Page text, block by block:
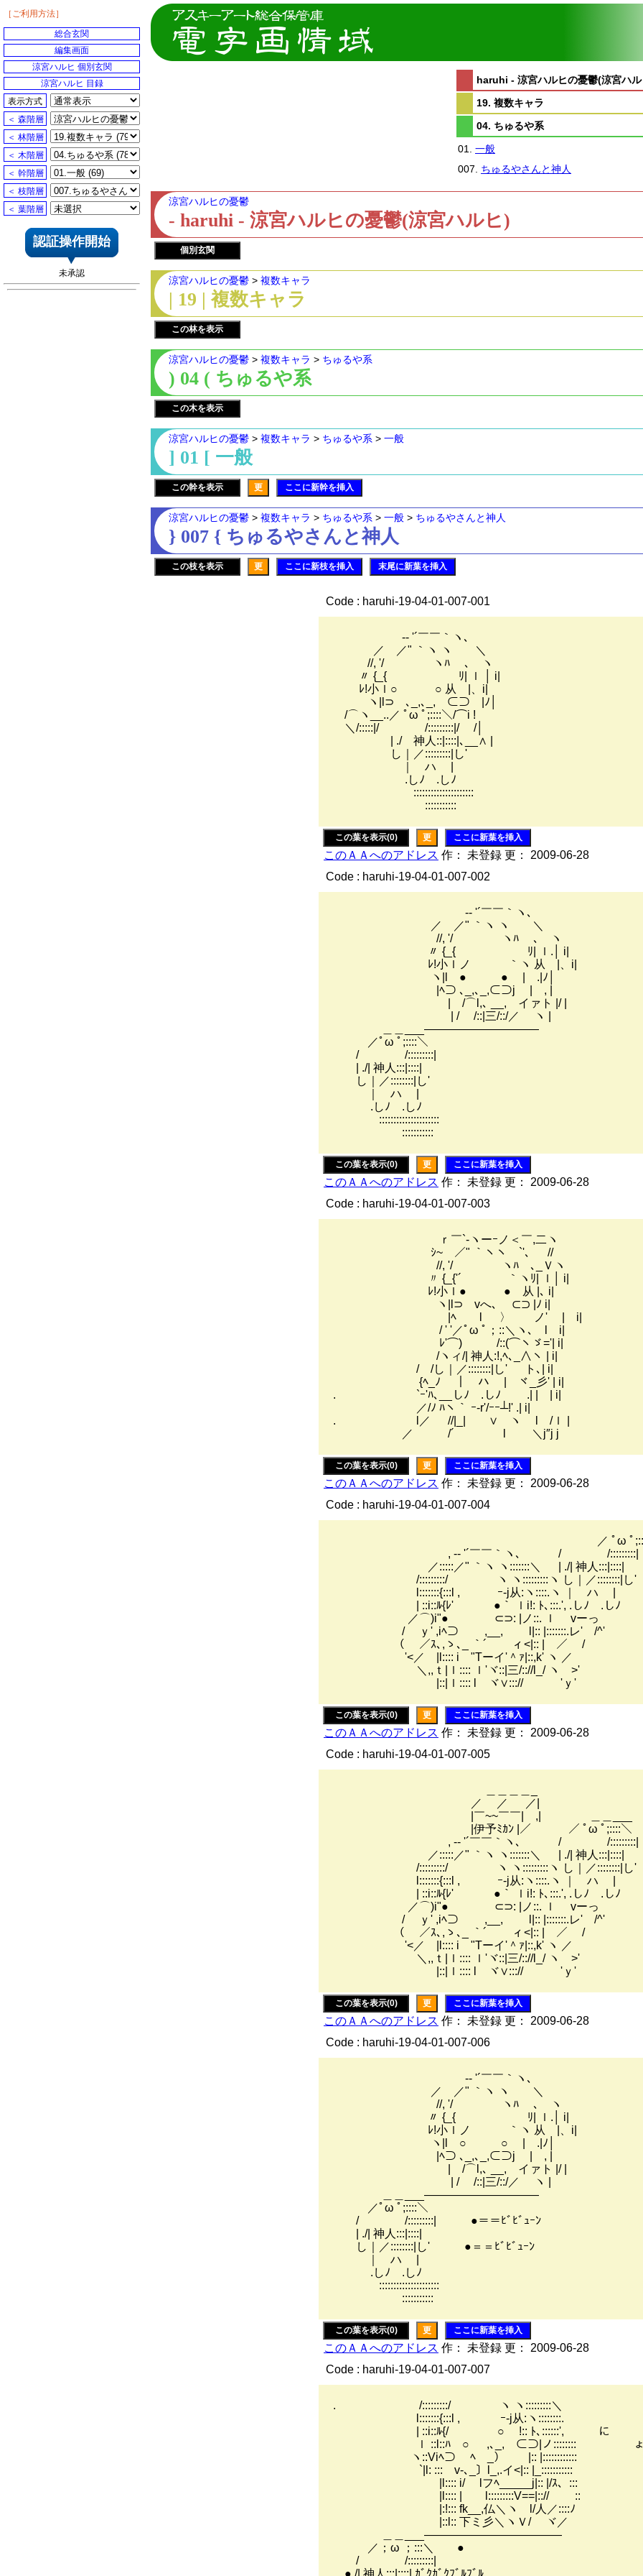
haruhi - 涼宮ハルヒの憂鬱(涼宮ハ
19. 複数キャラ
04. ちゅるや系
01. 一般
007. ちゅるやさんと神人
涼宮ハルヒの憂鬱
- haruhi - 涼宮ハルヒの憂鬱(涼宮ハルヒ)
個別玄関
涼宮ハルヒの憂鬱 > 複数キャラ
| 19 | 複数キャラ
この林を表示
涼宮ハルヒの憂鬱 > 複数キャラ > ちゅるや系
) 04 ( ちゅるや系
この木を表示
涼宮ハルヒの憂鬱 > 複数キャラ > ちゅるや系 > 一般
] 01 [ 一般
この幹を表示 更 ここに新幹を挿入
涼宮ハルヒの憂鬱 > 複数キャラ > ちゅるや系 > 一般 > ちゅるやさんと神人
} 007 { ちゅるやさんと神人
この枝を表示 更 ここに新枝を挿入 末尾に新葉を挿入
Code : haruhi-19-04-01-007-001
-‐ '´￣￣｀ヽ､
／ ／" ｀ヽ ヽ ＼
//, '/ ヽﾊ ､ ヽ
〃 {_{ ﾘ| ｌ │ i|
ﾚ!小ｌ○ ○ 从 |、i|
ヽ|l⊃ ､_,､_, ⊂⊃ |ﾉ│
/⌒ヽ__..／ ﾟω ﾟ;::::＼/⌒i !
＼/:::::|/ /:::::::::|/ /│
| ./ 神人::|::::|､__∧ |
し｜／:::::::::|し'
｜ ハ |
.しﾉ .しﾉ
:::::::::::::::::::::
:::::::::::
この葉を表示(0) 更 ここに新葉を挿入
このＡＡへのアドレス 作： 未登録 更： 2009-06-28
Code : haruhi-19-04-01-007-002
-‐ '´￣￣｀ヽ､
／ ／" ｀ヽ ヽ ＼
//, '/ ヽﾊ ､ ヽ
〃 {_{ ﾘ| ｌ.│ i|
ﾚ!小ｌノ ｀ヽ 从 |、i|
ヽ|l ● ● | .|ﾉ│
|ﾍ⊃ ､_,､_,⊂⊃j | , |
| /⌒l,､ __, イァト |/ |
| / /::|三/::/／ ヽ |
＿＿___――――――――――
／ﾟω ﾟ;::::＼
/ /:::::::::|
| ./| 神人:::|::::|
し｜／::::::::|し'
｜ ハ |
.しﾉ .しﾉ
:::::::::::::::::::::
:::::::::::
この葉を表示(0) 更 ここに新葉を挿入
このＡＡへのアドレス 作： 未登録 更： 2009-06-28
Code : haruhi-19-04-01-007-003
ｒ￣`-ヽーｰノ＜￣,二ヽ
ｼ~ ／" ｀ヽヽ `'、 //
//, '/ ヽﾊ ､_Ｖヽ
〃 {_{'´ ｀ヽﾘ| ｌ│ i|
ﾚ!小ｌ● ● 从 |､ i|
ヽ|l⊃ vへ､ ⊂⊃ |ﾉ i|
|ﾍ l 〉 ノ' | i|
/ ' '／ﾟω ﾟ；::＼ヽ､ l i|
ﾚ'⌒) /::(⌒ヽゞ='| i|
/ヽィ/| 神人:!,ﾍ､_∧ヽ | i|
/ /し｜／::::::::|し' ト､| i|
{ﾍ_ﾉ ｜ ハ | ヾ_彡' | i|
. `ｰ'ﾊ､__しﾉ .しﾉ .| | | i|
／/ﾉ ﾊヽ｀ ｰ-r'/ｰｰ┴!' .| i|
. l／ //|_| ∨ ヽ l /ｌ |
／ /´ l ＼j″j j
この葉を表示(0) 更 ここに新葉を挿入
このＡＡへのアドレス 作： 未登録 更： 2009-06-28
Code : haruhi-19-04-01-007-004
／ ﾟω ﾟ;::::＼
, -‐ '´￣￣｀ヽ､ / /:::::::::|
／:::::／" ｀ヽ ヽ:::::::＼ | ./| 神人:::|::::|
/:::::::::/ ヽ ヽ:::::::::ヽ し｜／::::::::|し'
l:::::::{:::l , ｰ-j从:ヽ::::.ヽ ｜ ハ |
| ::i::ﾙ{ﾚ' ●｀ ｌi!: ﾄ､:::.', .しﾉ .しﾉ
／⌒)i"● ⊂⊃: |ノ::. ｌ vーっ
/ ｙ' ,iﾍ⊃ ,__, l|:: |:::::::.レ' /^'
（ ／ｽ､,ゝ､_ ｀´ ィ<|:: | ／ /
'<／ |l:::: i "Tーイ'＾ｧ|::,k' ヽ ／
＼,,ｔ|ｌ:::: ｌ'ヾ::|三/:://l_/ ヽ >'
|::|ｌ:::: l ヾ∨:::// 'ｙ'
この葉を表示(0) 更 ここに新葉を挿入
このＡＡへのアドレス 作： 未登録 更： 2009-06-28
Code : haruhi-19-04-01-007-005
／ ／ ／|
|￣~~￣￣| ,| ＿＿___
|伊予ﾐｶﾝ |／ ／ ﾟω ﾟ;::::＼
, -‐ '´￣￣｀ヽ､ / /:::::::::|
／:::::／" ｀ヽ ヽ:::::::＼ | ./| 神人:::|::::|
/:::::::::/ ヽ ヽ:::::::::ヽ し｜／::::::::|し'
l:::::::{:::l , ｰ-j从:ヽ::::.ヽ ｜ ハ |
| ::i::ﾙ{ﾚ' ●｀ ｌi!: ﾄ､:::.', .しﾉ .しﾉ
／⌒)i"● ⊂⊃: |ノ::. ｌ vーっ
/ ｙ' ,iﾍ⊃ ,__, l|:: |:::::::.レ' /^'
（ ／ｽ､,ゝ､_ ｀´ ィ<|:: | ／ /
'<／ |l:::: i "Tーイ'＾ｧ|::,k' ヽ ／
＼,,ｔ|ｌ:::: ｌ'ヾ::|三/:://l_/ ヽ >'
|::|ｌ:::: l ヾ∨:::// 'ｙ'
この葉を表示(0) 更 ここに新葉を挿入
このＡＡへのアドレス 作： 未登録 更： 2009-06-28
Code : haruhi-19-04-01-007-006
-‐ '´￣￣｀ヽ､
／ ／" ｀ヽ ヽ ＼
//, '/ ヽﾊ ､ ヽ
〃 {_{ ﾘ| ｌ.│ i|
ﾚ!小ｌノ ｀ヽ 从 |、i|
ヽ|l ○ ○ | .|ﾉ│
|ﾍ⊃ ､_,､_,⊂⊃j | , |
| /⌒l,､ __, イァト |/ |
| / /::|三/::/／ ヽ |
＿＿___――――――――――
／ﾟω ﾟ;::::＼
/ /:::::::::| ●＝＝ﾋﾞﾋﾞｭｰﾝ
| ./| 神人:::|::::|
し｜／::::::::|し' ●＝＝ﾋﾞﾋﾞｭｰﾝ
｜ ハ |
.しﾉ .しﾉ
:::::::::::::::::::::
:::::::::::
この葉を表示(0) 更 ここに新葉を挿入
このＡＡへのアドレス 作： 未登録 更： 2009-06-28
Code : haruhi-19-04-01-007-007
. /:::::::::/ ヽ ヽ:::::::::＼
l:::::::{:::l , ｰ-j从:ヽ::::::::.
| ::i::ﾙ{/ ○ !:: ﾄ､::::::', に
ｌ ::l::ﾊ ○ ,､_, ⊂⊃|ノ::::::::
ヽ::Viﾍ⊃ ﾍ _） |::
`|l: :::ゝv-､_〕l_,.イ<|::
|l:::: i/ lフﾍ_____j|:: |/ｽ、:::
|l:::: | l:::::::::V==|::// ゝ::
|:!::: fk__,仏＼ヽ l/人／::::ﾉ
|::l:: 下ミ彡＼ヽＶ/ ヾ／
＿＿___――――――――――――
／；ω ；:::＼ ●
/ /:::::::::|
● /| 神人:::|::::| ｶﾞｸｶﾞｸﾌﾞﾙﾌﾞﾙ
［ご利用方法］
総合玄関
編集画面
涼宮ハルヒ 個別玄関
涼宮ハルヒ 目録
表示方式
＜ 森階層
＜ 林階層
＜ 木階層
＜ 幹階層
＜ 枝階層
＜ 葉階層
認証操作開始
未承認